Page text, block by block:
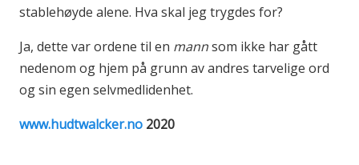
stablehøyde alene. Hva skal jeg trygdes for?
Ja, dette var ordene til en mannsom ikke har gått
nedenom og hjem på grunn av andres tarvelige ord
og sin egen selvmedlidenhet.
www.hudtwalcker.no 2020